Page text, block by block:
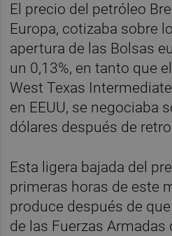
El precio del petróleo
Europa, cotizaba sobre
apertura de las Bolsas
un 0,13%, en tanto que
West Texas
en EEUU, se negociaba
dólares después de
Esta ligera bajada del
primeras horas de este
produce después de
de las Fuerzas